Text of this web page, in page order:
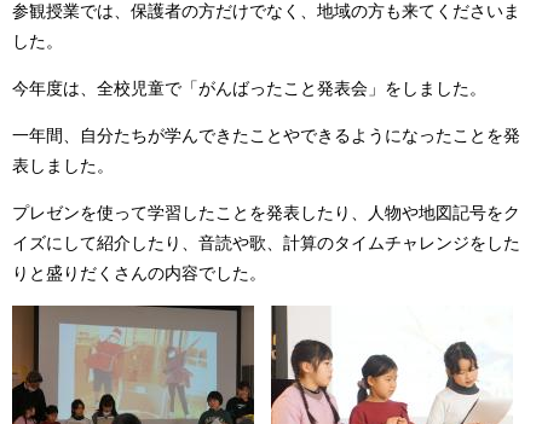
参観授業では、保護者の方だけでなく、地域の方も来てくださいま
した。
今年度は、全校児童で「がんばったこと発表会」をしました。
一年間、自分たちが学んできたことやできるようになったことを発
表しました。
プレゼンを使って学習したことを発表したり、人物や地図記号をク
イズにして紹介したり、音読や歌、計算のタイムチャレンジをした
りと盛りだくさんの内容でした。